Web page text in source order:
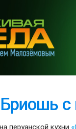
Бриошь с
перуанской кухни